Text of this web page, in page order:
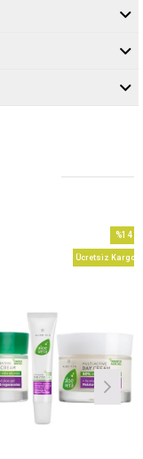
%14
İndirim
Ücretsiz Kargo